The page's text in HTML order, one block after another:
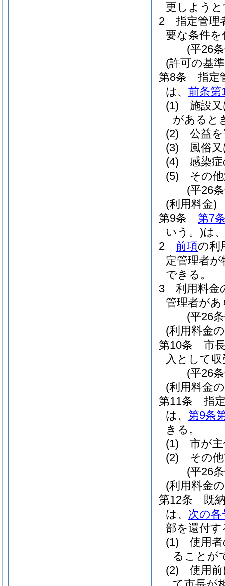
更しよう
2
指定管理
要な条件
(平26
(許可の基
第8条
指定
は、 前条第
(1)
施設
があると
(2)
公益
(3)
風俗
(4)
感染
(5)
その
(平26
(利用料金)
第9条
第7
いう。)は
2
前項の利
定管理者
できる。
3
利用料金
管理者が
(平26
(利用料金
第10条
市
入として
(平26
(利用料金
第11条
指
は、 第9条
きる。
(1)
市が
(2)
その
(平26
(利用料金
第12条
既
は、 次の各
部を還付
(1)
使用
ることが
(2)
使用